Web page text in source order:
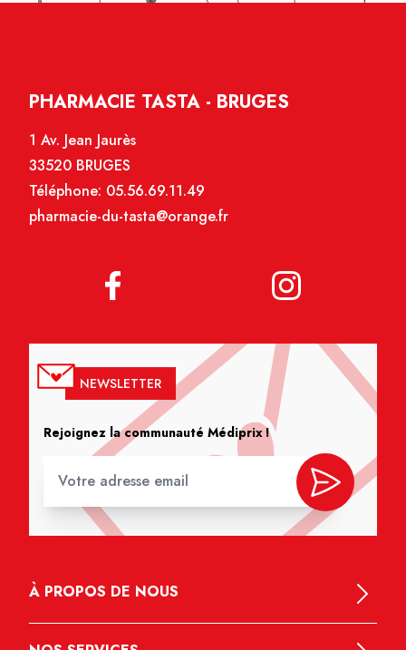
PHARMACIE TASTA - BRUGES
1 Av. Jean Jaurès
33520 BRUGES
Téléphone: 05.56.69.11.49
pharmacie-du-tasta@orange.fr
NEWSLETTER
Rejoignez la communauté Médiprix !
À PROPOS DE NOUS